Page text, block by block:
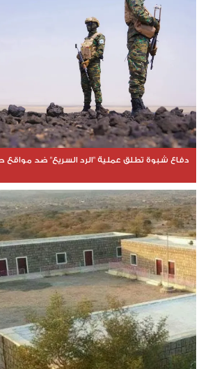
دفاع شبوة تطلق عملية "الرد السريع" ضد